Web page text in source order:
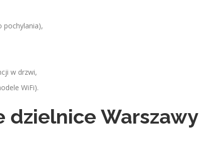
pochylania),
w drzwi,
WiFi).
dzielnice Warszawy